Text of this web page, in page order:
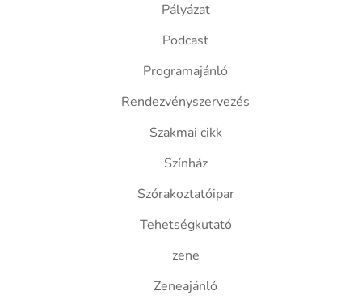
Pályázat
Podcast
Programajánló
Rendezvényszervezés
Szakmai cikk
Színház
Szórakoztatóipar
Tehetségkutató
zene
Zeneajánló